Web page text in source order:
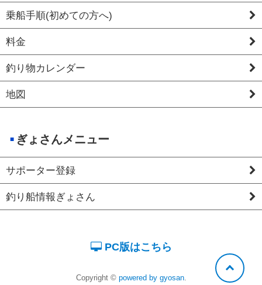
乗船手順(初めての方へ)
料金
釣り物カレンダー
地図
ぎょさんメニュー
サポーター登録
釣り船情報ぎょさん
PC版はこちら
Copyright © powered by gyosan.